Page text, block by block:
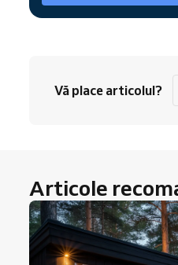
Vă place articolul?
Articole